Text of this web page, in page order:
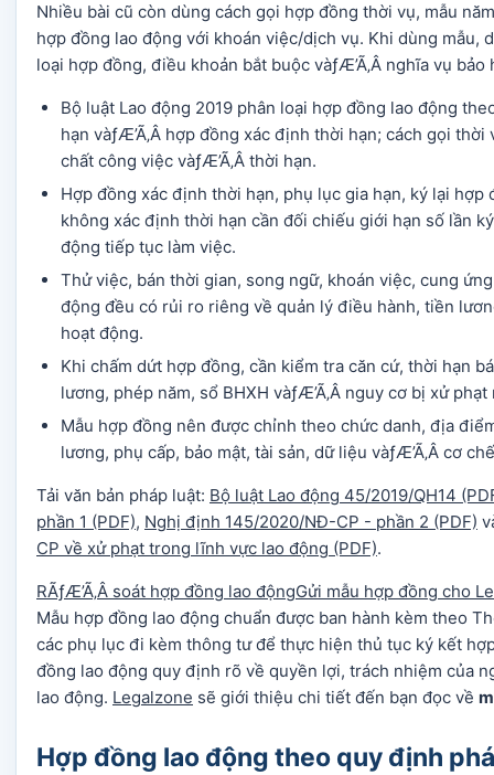
Nhiều bài cũ còn dùng cách gọi hợp đồng thời vụ, mẫu
hợp đồng lao động với khoán việc/dịch vụ. Khi dùng mẫu,
loại hợp đồng, điều khoản bắt buộc vàƒÆ’Ã‚Â nghĩa vụ
Bộ luật Lao động 2019 phân loại hợp đồng lao động
hạn vàƒÆ’Ã‚Â hợp đồng xác định thời hạn; cách gọi
chất công việc vàƒÆ’Ã‚Â thời hạn.
Hợp đồng xác định thời hạn, phụ lục gia hạn, ký lại hợp
không xác định thời hạn cần đối chiếu giới hạn số lần
động tiếp tục làm việc.
Thử việc, bán thời gian, song ngữ, khoán việc, cung
động đều có rủi ro riêng về quản lý điều hành, tiền
hoạt động.
Khi chấm dứt hợp đồng, cần kiểm tra căn cứ, thời hạn
lương, phép năm, sổ BHXH vàƒÆ’Ã‚Â nguy cơ bị xử
Mẫu hợp đồng nên được chỉnh theo chức danh, địa
lương, phụ cấp, bảo mật, tài sản, dữ liệu vàƒÆ’Ã‚Â cơ
Tải văn bản pháp luật: Bộ luật Lao động 45/2019/QH14
phần 1 (PDF), Nghị định 145/2020/NĐ-CP - phần 2 (PDF)
CP về xử phạt trong lĩnh vực lao động (PDF).
RÃƒÆ’Ã‚Â soát hợp đồng lao độngGửi mẫu hợp đồng cho
Mẫu hợp đồng lao động chuẩn được ban hành kèm theo
các phụ lục đi kèm thông tư để thực hiện thủ tục ký kết
đồng lao động quy định rõ về quyền lợi, trách nhiệm của
lao động. Legalzone sẽ giới thiệu chi tiết đến bạn đọc về
Hợp đồng lao động theo quy định